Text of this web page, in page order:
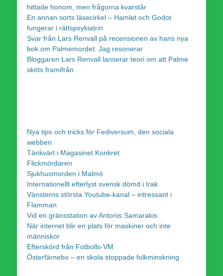
hittade honom, men frågorna kvarstår
En annan sorts läsecirkel – Hamlet och Godot
fungerar i rättspsykiatrin
Svar från Lars Renvall på recensionen av hans nya
bok om Palmemordet: Jag resonerar
Bloggaren Lars Renvall lanserar teori om att Palme
sköts framifrån
Nya tips och tricks för Fediversum, den sociala
webben
Tänkvärt i Magasinet Konkret
Flickmördaren
Sjukhusmorden i Malmö
Internationellt efterlyst svensk dömd i Irak
Vänsterns största Youtube-kanal – intressant i
Flamman
Vid en gränsstation av Antonis Samarakis
När internet blir en plats för maskiner och inte
människor
Efterskörd från Fotbolls-VM
Österfärnebo – en skola stoppade folkminskning